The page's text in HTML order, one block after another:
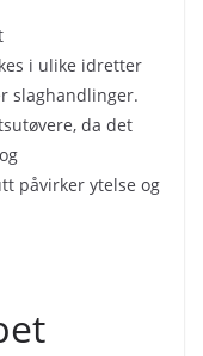
i ulike idretter
slaghandlinger.
da det
påvirker ytelse og